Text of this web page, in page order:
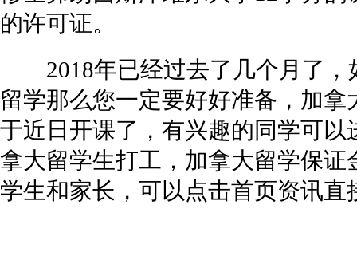
的许可证。
2018年已经过去了几个月了，
留学那么您一定要好好准备，加
于近日开课了，有兴趣的同学可
拿大留学生打工， 加拿大留学保证
学生和家长，可以点击首页资讯